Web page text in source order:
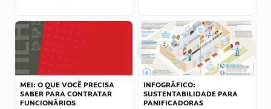
MEI: O QUE VOCÊ PRECISA
SABER PARA CONTRATAR
FUNCIONÁRIOS
INFOGRÁFICO:
SUSTENTABILIDADE PARA
PANIFICADORAS